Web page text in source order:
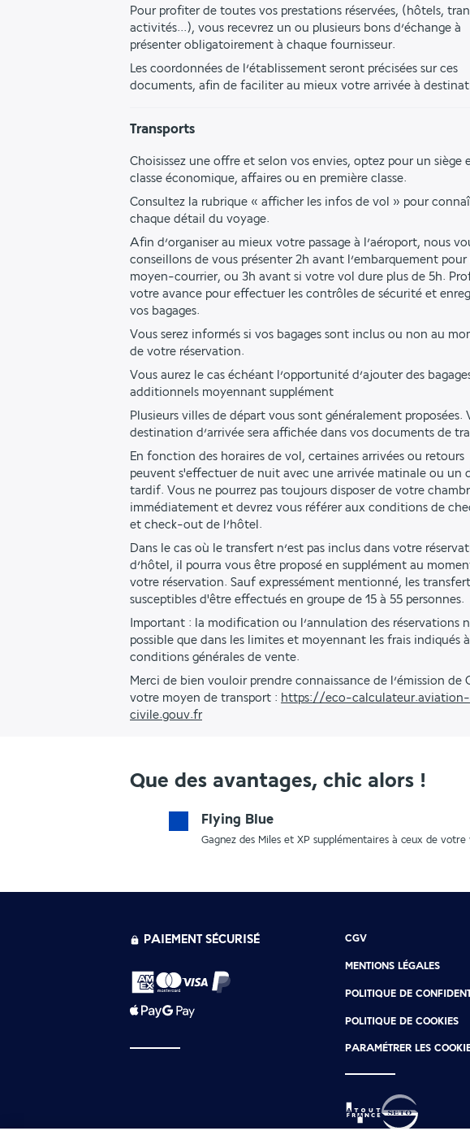
Pour profiter de toutes vos prestations réservées, (hôtels,
activités...), vous recevrez un ou plusieurs bons d’échange à
présenter obligatoirement à chaque fournisseur.
Les coordonnées de l’établissement seront précisées sur ces
documents, afin de faciliter au mieux votre arrivée à
Transports
Choisissez une offre et selon vos envies, optez pour un siège
classe économique, affaires ou en première classe.
Consultez la rubrique « afficher les infos de vol » pour
chaque détail du voyage.
Afin d’organiser au mieux votre passage à l’aéroport, nous
conseillons de vous présenter 2h avant l’embarquement pour
moyen-courrier, ou 3h avant si votre vol dure plus de 5h.
votre avance pour effectuer les contrôles de sécurité et
vos bagages.
Vous serez informés si vos bagages sont inclus ou non au
de votre réservation.
Vous aurez le cas échéant l’opportunité d’ajouter des
additionnels moyennant supplément
Plusieurs villes de départ vous sont généralement proposées.
destination d’arrivée sera affichée dans vos documents de
En fonction des horaires de vol, certaines arrivées ou retours
peuvent s'effectuer de nuit avec une arrivée matinale ou un
tardif. Vous ne pourrez pas toujours disposer de votre
immédiatement et devrez vous référer aux conditions de
et check-out de l’hôtel.
Dans le cas où le transfert n’est pas inclus dans votre
d’hôtel, il pourra vous être proposé en supplément au
votre réservation. Sauf expressément mentionné, les
susceptibles d'être effectués en groupe de 15 à 55 personnes.
Important : la modification ou l’annulation des réservations
possible que dans les limites et moyennant les frais indiqués
conditions générales de vente.
Merci de bien vouloir prendre connaissance de l’émission de
votre moyen de transport : https://eco-calculateur.aviation-
civile.gouv.fr
Que des avantages, chic alors !
Flying Blue
Gagnez des Miles et XP supplémentaires à ceux de
PAIEMENT SÉCURISÉ CGV
MENTIONS LÉGALES
POLITIQUE DE
POLITIQUE DE COOKIES
PARAMÉTRER LES